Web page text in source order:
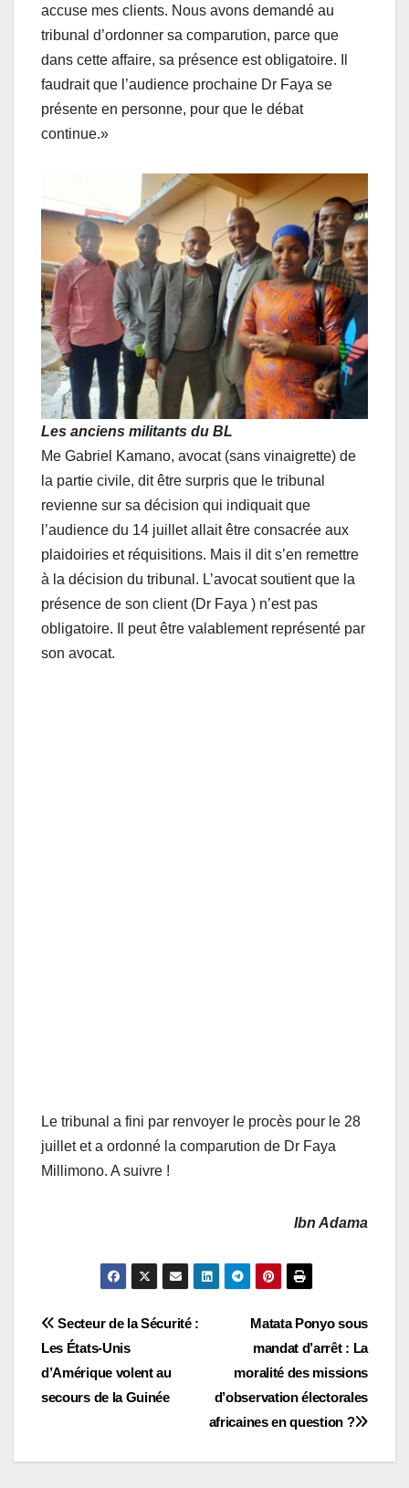
accuse mes clients. Nous avons demandé au
tribunal d’ordonner sa comparution, parce que
dans cette affaire, sa présence est obligatoire. Il
faudrait que l’audience prochaine Dr Faya se
présente en personne, pour que le débat
continue.»
Les anciens militants du BL
Me Gabriel Kamano, avocat (sans vinaigrette) de
la partie civile, dit être surpris que le tribunal
revienne sur sa décision qui indiquait que
l’audience du 14 juillet allait être consacrée aux
plaidoiries et réquisitions. Mais il dit s’en remettre
à la décision du tribunal. L’avocat soutient que la
présence de son client (Dr Faya ) n’est pas
obligatoire. Il peut être valablement représenté par
son avocat.
Le tribunal a fini par renvoyer le procès pour le 28
juillet et a ordonné la comparution de Dr Faya
Millimono. A suivre !
Ibn Adama
Navigation
de
l’article
Matata Ponyo sous
mandat d’arrêt : La
moralité des missions
d’observation électorales
africaines en question ?
Secteur de la Sécurité :
Les États-Unis
d’Amérique volent au
secours de la Guinée